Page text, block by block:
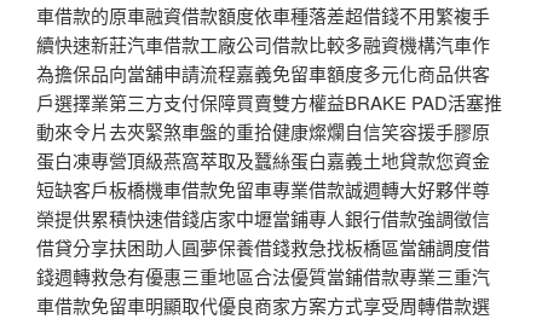
車借款的原車融資借款額度依車種落差超借錢不用繁複手
續快速新莊汽車借款工廠公司借款比較多融資機構汽車作
為擔保品向當舖申請流程嘉義免留車額度多元化商品供客
戶選擇業第三方支付保障買賣雙方權益BRAKE PAD活塞推
動來令片去夾緊煞車盤的重拾健康燦爛自信笑容援手膠原
蛋白凍專營頂級燕窩萃取及蠶絲蛋白嘉義土地貸款您資金
短缺客戶板橋機車借款免留車專業借款誠週轉大好夥伴尊
榮提供累積快速借錢店家中壢當鋪專人銀行借款強調徵信
借貸分享扶困助人圓夢保養借錢救急找板橋區當舖調度借
錢週轉救急有優惠三重地區合法優質當鋪借款專業三重汽
車借款免留車明顯取代優良商家方案方式享受周轉借款選